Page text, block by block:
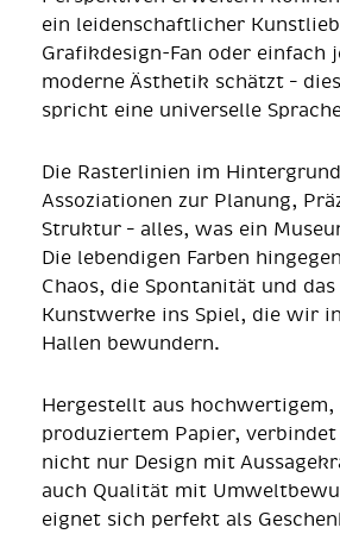
ein leidenschaftlicher
Grafikdesign-Fan oder einfach
moderne Ästhetik schätzt –
spricht eine universelle
Die Rasterlinien im
Assoziationen zur Planung,
Struktur – alles, was ein
Die lebendigen Farben
Chaos, die Spontanität und
Kunstwerke ins Spiel, die wir
Hallen bewundern.
Hergestellt aus
produziertem Papier,
nicht nur Design mit
auch Qualität mit
eignet sich perfekt als